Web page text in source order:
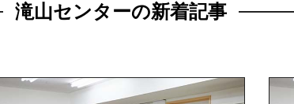
滝山センターの新着記事